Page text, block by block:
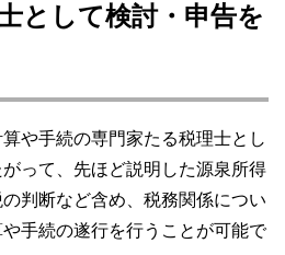
として検討・申告を
や手続の専門家たる税理士とし
って、先ほど説明した源泉所得
判断など含め、税務関係につい
手続の遂行を行うことが可能で